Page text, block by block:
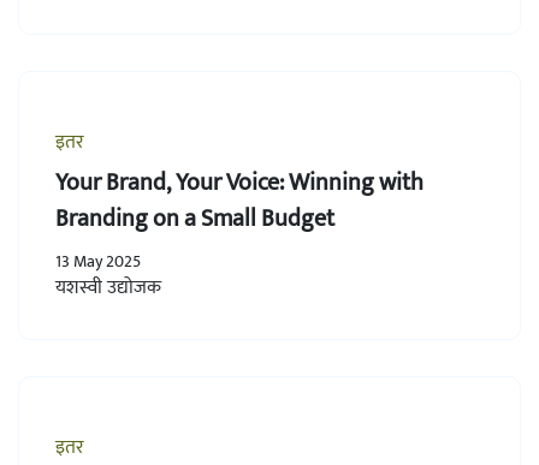
इतर
Your Brand, Your Voice: Winning with
Branding on a Small Budget
13 May 2025
यशस्वी उद्योजक
इतर